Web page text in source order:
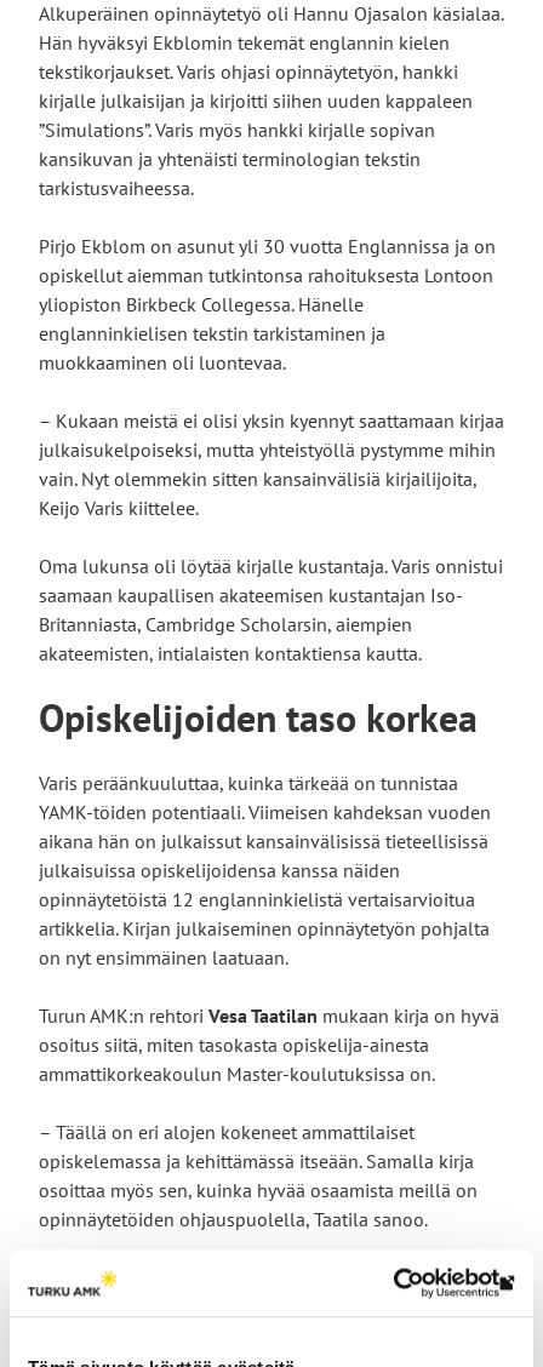
Alkuperäinen opinnäytetyö oli Hannu Ojasalon käsialaa.
Hän hyväksyi Ekblomin tekemät englannin kielen
tekstikorjaukset. Varis ohjasi opinnäytetyön, hankki
kirjalle julkaisijan ja kirjoitti siihen uuden kappaleen
”Simulations”. Varis myös hankki kirjalle sopivan
kansikuvan ja yhtenäisti terminologian tekstin
tarkistusvaiheessa.
Pirjo Ekblom on asunut yli 30 vuotta Englannissa ja on
opiskellut aiemman tutkintonsa rahoituksesta Lontoon
yliopiston Birkbeck Collegessa. Hänelle
englanninkielisen tekstin tarkistaminen ja
muokkaaminen oli luontevaa.
– Kukaan meistä ei olisi yksin kyennyt saattamaan kirjaa
julkaisukelpoiseksi, mutta yhteistyöllä pystymme mihin
vain. Nyt olemmekin sitten kansainvälisiä kirjailijoita,
Keijo Varis kiittelee.
Oma lukunsa oli löytää kirjalle kustantaja. Varis onnistui
saamaan kaupallisen akateemisen kustantajan Iso-
Britanniasta, Cambridge Scholarsin, aiempien
akateemisten, intialaisten kontaktiensa kautta.
Opiskelijoiden taso korkea
Varis peräänkuuluttaa, kuinka tärkeää on tunnistaa
YAMK-töiden potentiaali. Viimeisen kahdeksan vuoden
aikana hän on julkaissut kansainvälisissä tieteellisissä
julkaisuissa opiskelijoidensa kanssa näiden
opinnäytetöistä 12 englanninkielistä vertaisarvioitua
artikkelia. Kirjan julkaiseminen opinnäytetyön pohjalta
on nyt ensimmäinen laatuaan.
Turun AMK:n rehtori Vesa Taatilan mukaan kirja on hyvä
osoitus siitä, miten tasokasta opiskelija-ainesta
ammattikorkeakoulun Master-koulutuksissa on.
– Täällä on eri alojen kokeneet ammattilaiset
opiskelemassa ja kehittämässä itseään. Samalla kirja
osoittaa myös sen, kuinka hyvää osaamista meillä on
opinnäytetöiden ohjauspuolella, Taatila sanoo.
MBA in Business Management -tutkinto oli Suomen